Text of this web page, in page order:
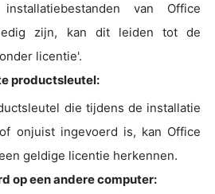
van Office
zijn, kan dit leiden tot de
licentie'.
productsleutel:
die tijdens de installatie
onjuist ingevoerd is, kan Office
geldige licentie herkennen.
op een andere computer: